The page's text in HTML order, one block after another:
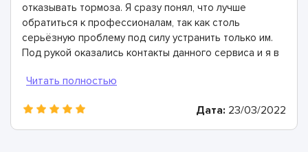
отказывать тормоза. Я сразу понял, что лучше
обратиться к профессионалам, так как столь
серьёзную проблему под силу устранить только им.
Под рукой оказались контакты данного сервиса и я в
Сервисные инженеры диагностику и рассказали, что
Заменили его в тот же день, огромное спасибо!
Дата: 23/03/2022